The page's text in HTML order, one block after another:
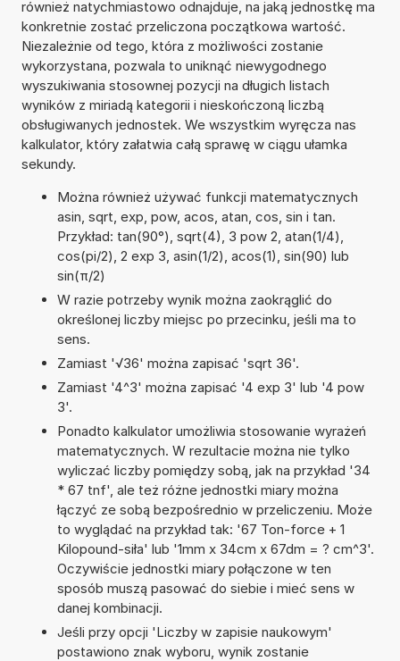
również natychmiastowo odnajduje, na jaką jednostkę ma
konkretnie zostać przeliczona początkowa wartość.
Niezależnie od tego, która z możliwości zostanie
wykorzystana, pozwala to uniknąć niewygodnego
wyszukiwania stosownej pozycji na długich listach
wyników z miriadą kategorii i nieskończoną liczbą
obsługiwanych jednostek. We wszystkim wyręcza nas
kalkulator, który załatwia całą sprawę w ciągu ułamka
sekundy.
Można również używać funkcji matematycznych
asin, sqrt, exp, pow, acos, atan, cos, sin i tan.
Przykład: tan(90°), sqrt(4), 3 pow 2, atan(1/4),
cos(pi/2), 2 exp 3, asin(1/2), acos(1), sin(90) lub
sin(π/2)
W razie potrzeby wynik można zaokrąglić do
określonej liczby miejsc po przecinku, jeśli ma to
sens.
Zamiast '√36' można zapisać 'sqrt 36'.
Zamiast '4^3' można zapisać '4 exp 3' lub '4 pow
3'.
Ponadto kalkulator umożliwia stosowanie wyrażeń
matematycznych. W rezultacie można nie tylko
wyliczać liczby pomiędzy sobą, jak na przykład '34
* 67 tnf', ale też różne jednostki miary można
łączyć ze sobą bezpośrednio w przeliczeniu. Może
to wyglądać na przykład tak: '67 Ton-force + 1
Kilopound-siła' lub '1mm x 34cm x 67dm = ? cm^3'.
Oczywiście jednostki miary połączone w ten
sposób muszą pasować do siebie i mieć sens w
danej kombinacji.
Jeśli przy opcji 'Liczby w zapisie naukowym'
postawiono znak wyboru, wynik zostanie